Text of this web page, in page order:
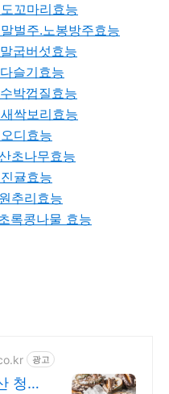
꼬마리효능
벌주.노봉방주효능
굽버섯효능
슬기효능
박껍질효능
싹보리효능
디효능
초나무효능
귤효능
추리효능
록콩나물 효능
광고
청